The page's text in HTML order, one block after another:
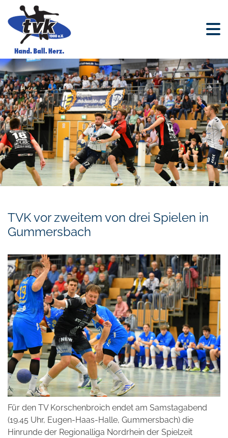
TVK vor zweitem von drei Spielen in
Gummersbach
Für den TV Korschenbroich endet am Samstagabend
(19.45 Uhr, Eugen-Haas-Halle, Gummersbach) die
Hinrunde der Regionalliga Nordrhein der Spielzeit